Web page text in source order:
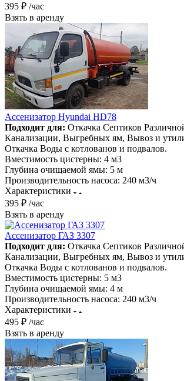
395 ₽ /час
Взять в аренду
Ассенизатор Hyundai HD78
Подходит для: Откачка Септиков
Канализации, Выгребных ям, Вывоз и
Откачка Воды с котлованов и подвалов.
Вместимость цистерны: 4 м3
Глубина очищаемой ямы: 5 м
Производительность насоса: 240 м3/ч
Характеристики
395 ₽ /час
Взять в аренду
Ассенизатор ГАЗ 3307
Подходит для: Откачка Септиков
Канализации, Выгребных ям, Вывоз и
Откачка Воды с котлованов и подвалов.
Вместимость цистерны: 5 м3
Глубина очищаемой ямы: 4 м
Производительность насоса: 240 м3/ч
Характеристики
495 ₽ /час
Взять в аренду